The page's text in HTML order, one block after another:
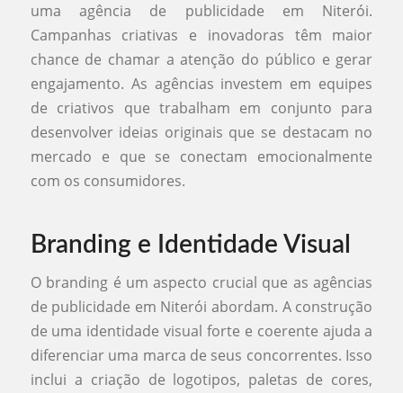
uma agência de publicidade em Niterói.
Campanhas criativas e inovadoras têm maior
chance de chamar a atenção do público e gerar
engajamento. As agências investem em equipes
de criativos que trabalham em conjunto para
desenvolver ideias originais que se destacam no
mercado e que se conectam emocionalmente
com os consumidores.
Branding e Identidade Visual
O branding é um aspecto crucial que as agências
de publicidade em Niterói abordam. A construção
de uma identidade visual forte e coerente ajuda a
diferenciar uma marca de seus concorrentes. Isso
inclui a criação de logotipos, paletas de cores,